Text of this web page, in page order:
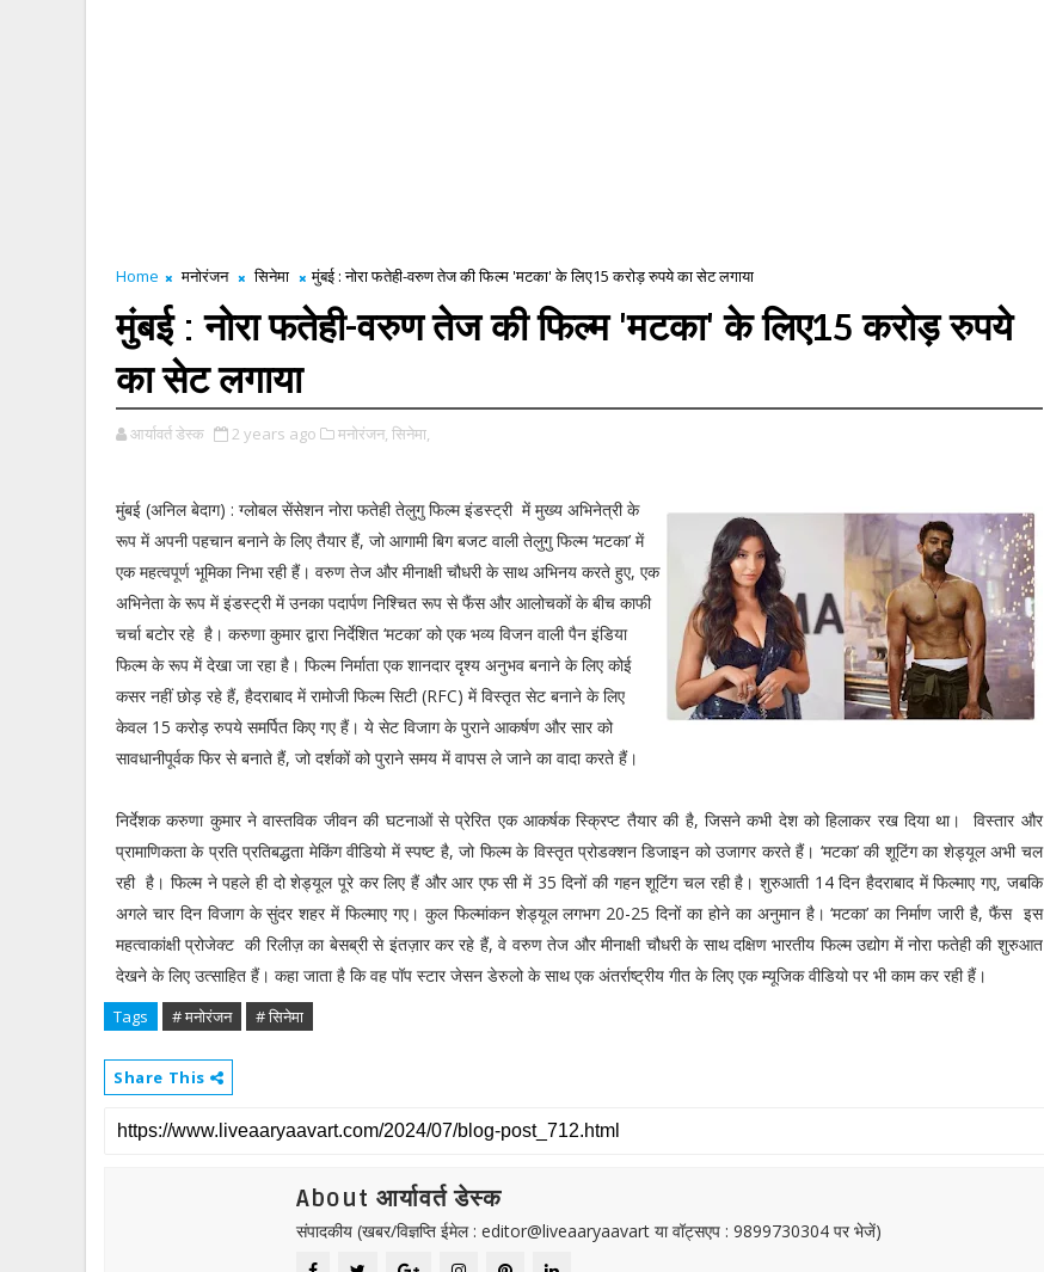
Home मनोरंजन सिनेमा मुंबई : नोरा फतेही-वरुण तेज की फिल्म 'मटका' के लिए15 करोड़ रुपये का सेट लगाया
मुंबई : नोरा फतेही-वरुण तेज की फिल्म 'मटका' के लिए15 करोड़ रुपये
का सेट लगाया
आर्यावर्त डेस्क 2 years ago मनोरंजन, सिनेमा,
मुंबई (अनिल बेदाग) : ग्लोबल सेंसेशन नोरा फतेही तेलुगु फिल्म इंडस्ट्री में मुख्य अभिनेत्री के
रूप में अपनी पहचान बनाने के लिए तैयार हैं, जो आगामी बिग बजट वाली तेलुगु फिल्म ‘मटका’ में
एक महत्वपूर्ण भूमिका निभा रही हैं। वरुण तेज और मीनाक्षी चौधरी के साथ अभिनय करते हुए, एक
अभिनेता के रूप में इंडस्ट्री में उनका पदार्पण निश्चित रूप से फैंस और आलोचकों के बीच काफी
चर्चा बटोर रहे है। करुणा कुमार द्वारा निर्देशित ‘मटका’ को एक भव्य विजन वाली पैन इंडिया
फिल्म के रूप में देखा जा रहा है। फिल्म निर्माता एक शानदार दृश्य अनुभव बनाने के लिए कोई
कसर नहीं छोड़ रहे हैं, हैदराबाद में रामोजी फिल्म सिटी (RFC) में विस्तृत सेट बनाने के लिए
केवल 15 करोड़ रुपये समर्पित किए गए हैं। ये सेट विजाग के पुराने आकर्षण और सार को
सावधानीपूर्वक फिर से बनाते हैं, जो दर्शकों को पुराने समय में वापस ले जाने का वादा करते हैं।
निर्देशक करुणा कुमार ने वास्तविक जीवन की घटनाओं से प्रेरित एक आकर्षक स्क्रिप्ट तैयार की है, जिसने कभी देश को हिलाकर रख दिया था। विस्तार और
प्रामाणिकता के प्रति प्रतिबद्धता मेकिंग वीडियो में स्पष्ट है, जो फिल्म के विस्तृत प्रोडक्शन डिजाइन को उजागर करते हैं। ‘मटका’ की शूटिंग का शेड्यूल अभी चल
रही है। फिल्म ने पहले ही दो शेड्यूल पूरे कर लिए हैं और आर एफ सी में 35 दिनों की गहन शूटिंग चल रही है। शुरुआती 14 दिन हैदराबाद में फिल्माए गए, जबकि
अगले चार दिन विजाग के सुंदर शहर में फिल्माए गए। कुल फिल्मांकन शेड्यूल लगभग 20-25 दिनों का होने का अनुमान है। ‘मटका’ का निर्माण जारी है, फैंस इस
महत्वाकांक्षी प्रोजेक्ट की रिलीज़ का बेसब्री से इंतज़ार कर रहे हैं, वे वरुण तेज और मीनाक्षी चौधरी के साथ दक्षिण भारतीय फिल्म उद्योग में नोरा फतेही की शुरुआत
देखने के लिए उत्साहित हैं। कहा जाता है कि वह पॉप स्टार जेसन डेरुलो के साथ एक अंतर्राष्ट्रीय गीत के लिए एक म्यूजिक वीडियो पर भी काम कर रही हैं।
Tags # मनोरंजन # सिनेमा
Share This
About आर्यावर्त डेस्क
संपादकीय (खबर/विज्ञप्ति ईमेल : editor@liveaaryaavart या वॉट्सएप : 9899730304 पर भेजें)